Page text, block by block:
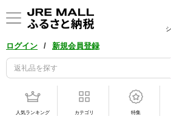
ログイン / 新規会員登録
人気ランキング カテゴリ 特集